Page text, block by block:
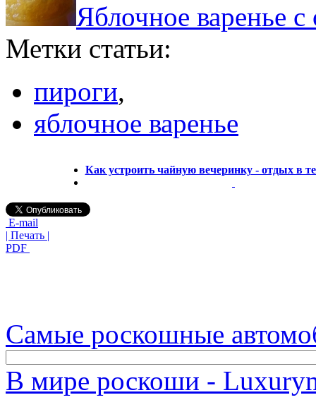
Яблочное варенье
Метки статьи:
пироги,
яблочное варенье
Как устроить чайную вечеринку - отдых в
E-mail
| Печать |
PDF
Самые роскошные
В мире роскоши -